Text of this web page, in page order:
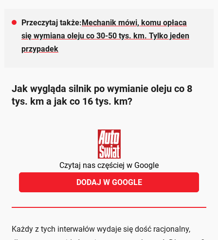
Przeczytaj także: Mechanik mówi, komu opłaca
się wymiana oleju co 30-50 tys. km. Tylko jeden
przypadek
Jak wygląda silnik po wymianie oleju co 8
tys. km a jak co 16 tys. km?
Czytaj nas częściej w Google
DODAJ W GOOGLE
Każdy z tych interwałów wydaje się dość racjonalny,